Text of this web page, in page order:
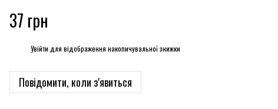
37 грн
Увійти для відображення накопичувальної знижки
Повідомити, коли з'явиться